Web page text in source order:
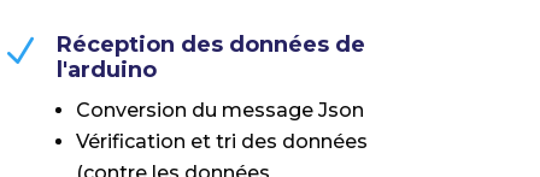
N
Réception des données de
l'arduino
Conversion du message Json
Vérification et tri des données